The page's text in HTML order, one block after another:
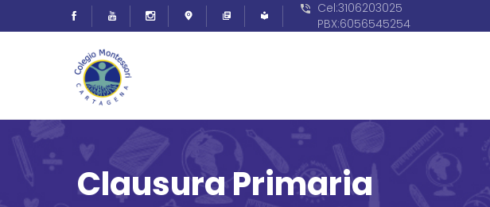
Cel:3106203025
PBX:6056545254
Clausura Primaria